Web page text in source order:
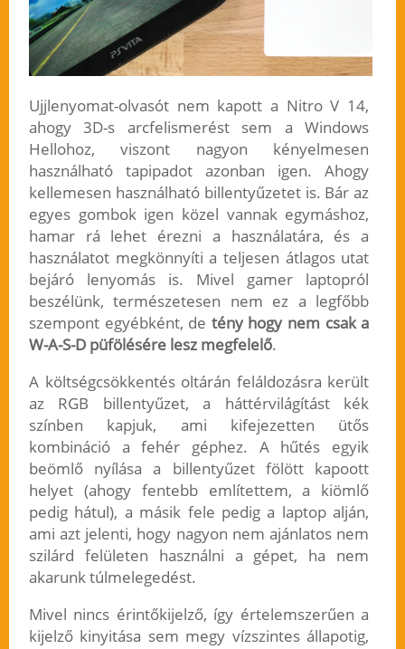
Ujjlenyomat-olvasót nem kapott a Nitro V 14,
ahogy 3D-s arcfelismerést sem a Windows
Hellohoz, viszont nagyon kényelmesen
használható tapipadot azonban igen. Ahogy
kellemesen használható billentyűzetet is. Bár az
egyes gombok igen közel vannak egymáshoz,
hamar rá lehet érezni a használatára, és a
használatot megkönnyíti a teljesen átlagos utat
bejáró lenyomás is. Mivel gamer laptopról
beszélünk, természetesen nem ez a legfőbb
szempont egyébként, de tény hogy nem csak a
W-A-S-D püfölésére lesz megfelelő.
A költségcsökkentés oltárán feláldozásra került
az RGB billentyűzet, a háttérvilágítást kék
színben kapjuk, ami kifejezetten ütős
kombináció a fehér géphez. A hűtés egyik
beömlő nyílása a billentyűzet fölött kapoott
helyet (ahogy fentebb említettem, a kiömlő
pedig hátul), a másik fele pedig a laptop alján,
ami azt jelenti, hogy nagyon nem ajánlatos nem
szilárd felületen használni a gépet, ha nem
akarunk túlmelegedést.
Mivel nincs érintőkijelző, így értelemszerűen a
kijelző kinyitása sem megy vízszintes állapotig,